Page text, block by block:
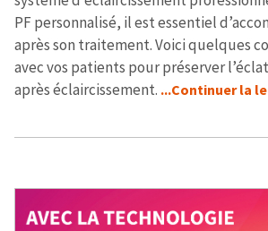
PF personnalisé, il est essentiel
après son traitement. Voici quelques
avec vos patients pour préserver
après éclaircissement. ...Continuer la